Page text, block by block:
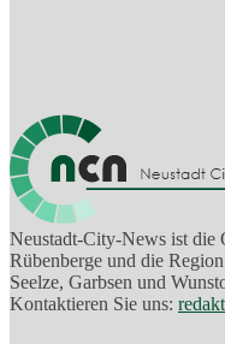
Neustadt-City-News ist die
Rübenberge und die
Seelze, Garbsen und
Kontaktieren Sie uns: